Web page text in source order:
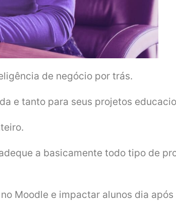
de negócio por trás.
e tanto para seus projetos
a basicamente todo tipo de
Moodle e impactar alunos dia após